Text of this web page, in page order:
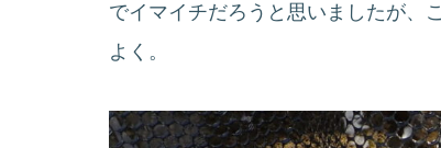
でイマイチだろうと思いましたが、
よく。